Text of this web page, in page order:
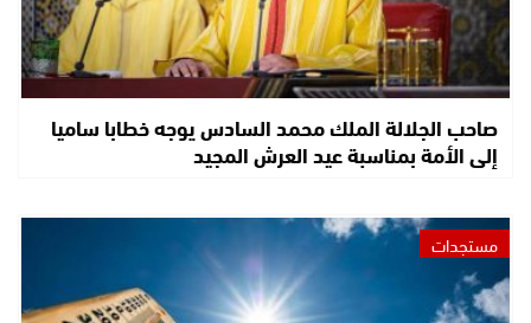
صاحب الجلالة الملك محمد السادس يوجه خطابا ساميا
إلى الأمة بمناسبة عيد العرش المجيد
مستجدات